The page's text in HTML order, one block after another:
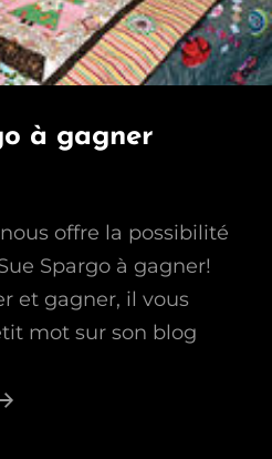
à gagner
offre la possibilité
Spargo à gagner!
et gagner, il vous
mot sur son blog
Sac